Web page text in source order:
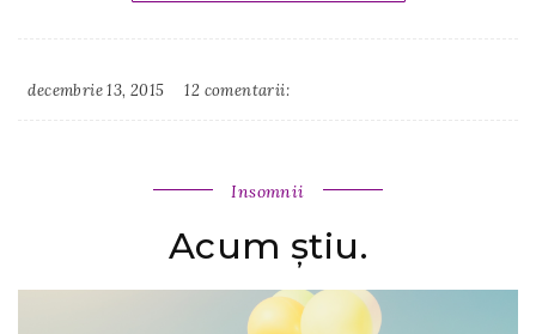
decembrie 13, 2015 12 comentarii:
Insomnii
Acum știu.